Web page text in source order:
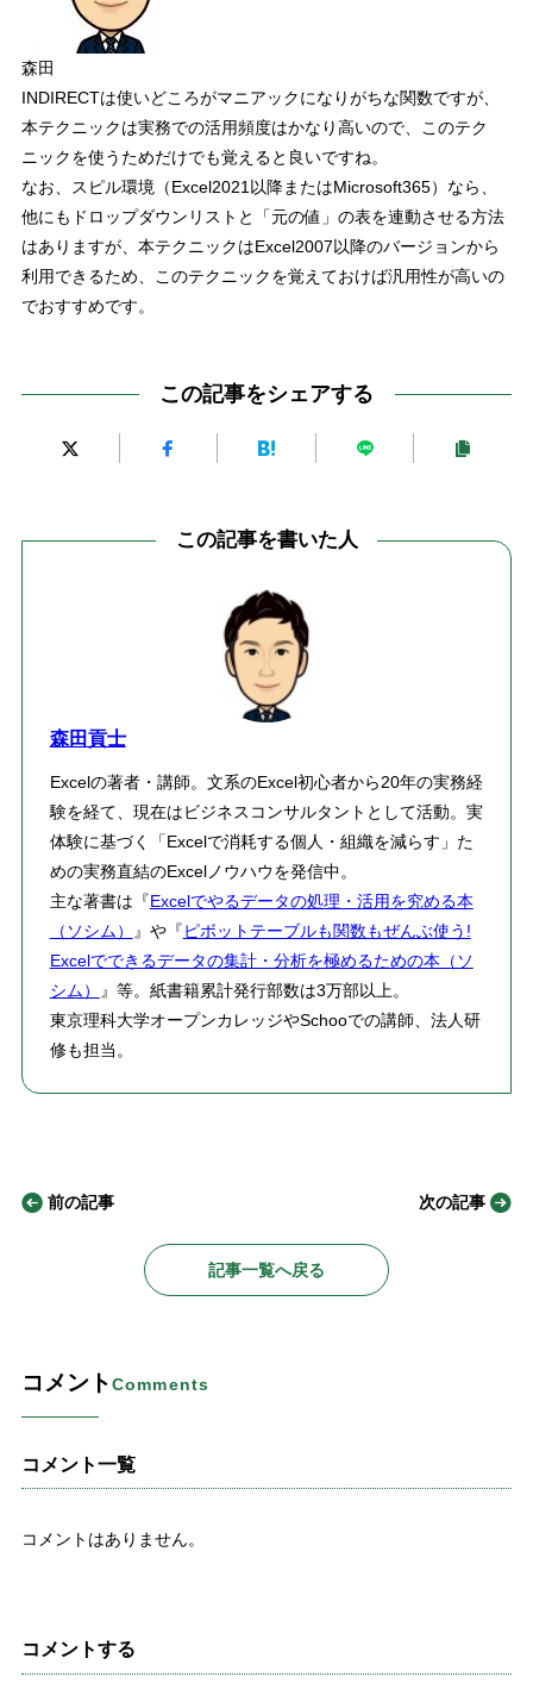
森田
INDIRECTは使いどころがマニアックになりがちな関数ですが、
本テクニックは実務での活用頻度はかなり高いので、このテク
ニックを使うためだけでも覚えると良いですね。
なお、スピル環境（Excel2021 以降またはMicrosoft365）なら、
他にもドロップダウンリストと「元の値」の表を連動させる方法
はありますが、 本テクニックはExcel2007以降のバージョンから
利用できるため、このテクニックを覚えておけば汎用性が高いの
でおすすめです。
この記事をシェアする
この記事を書いた人
森田貢士
Excelの著者・講師。文系のExcel初心者から20年の実務経
験を経て、現在はビジネスコンサルタントとして活動。実
体験に基づく「Excelで消耗する個人・組織を減らす」た
めの実務直結のExcelノウハウを発信中。
主な著書は『Excelでやるデータの処理・活用を究める本
（ソシム） 』や『ピボットテーブルも関数もぜんぶ使う!
Excelでできるデータの集計・分析を極めるための本（ソ
シム） 』等。紙書籍累計発行部数は3万部以上。
東京理科大学オープンカレッジやSchooでの講師、法人研
修も担当。
前の記事
記事一覧へ戻る
次の記事
コメントComments
コメント一覧
コメントはありません。
コメントする